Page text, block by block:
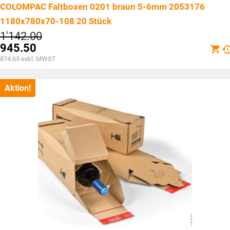
COLOMPAC Faltboxen 0201 braun 5-6mm 2053176
1180x780x70-108 20 Stück
1'142.00Ursprünglicher
war:
CHF1'142.00
945.50
Aktueller
ist:
CHF945.50.
874.65 exkl. MWST
Aktion!